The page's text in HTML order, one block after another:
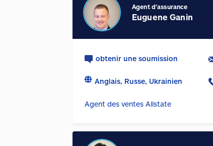
Agent d'assurance
Euguene Ganin
obtenir une soumission
Anglais, Russe, Ukrainien
Agent des ventes Allstate